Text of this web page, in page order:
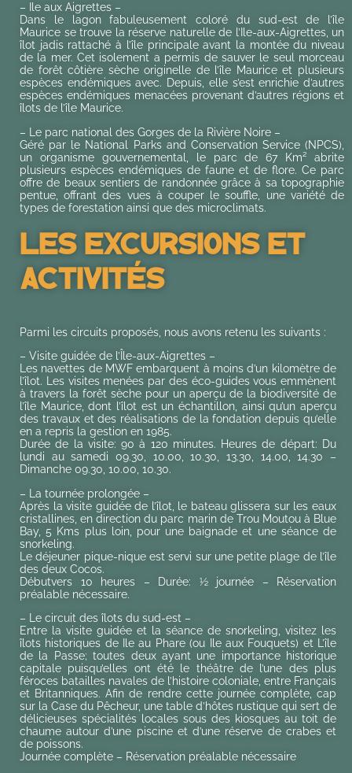
– Ile aux Aigrettes –
Dans le lagon fabuleusement coloré du sud-est de l’île
Maurice se trouve la réserve naturelle de l’Ile-aux-Aigrettes, un
îlot jadis rattaché à l’île principale avant la montée du niveau
de la mer. Cet isolement a permis de sauver le seul morceau
de forêt côtière sèche originelle de l’île Maurice et plusieurs
espèces endémiques avec. Depuis, elle s’est enrichie d’autres
espèces endémiques menacées provenant d’autres régions et
îlots de l’île Maurice.
– Le parc national des Gorges de la Rivière Noire –
Géré par le National Parks and Conservation Service (NPCS),
un organisme gouvernemental, le parc de 67 Km² abrite
plusieurs espèces endémiques de faune et de flore. Ce parc
offre de beaux sentiers de randonnée grâce à sa topographie
pentue, offrant des vues à couper le souffle, une variété de
types de forestation ainsi que des microclimats.
Les Excursions Et
Activités
Parmi les circuits proposés, nous avons retenu les suivants :
– Visite guidée de l’Île-aux-Aigrettes –
Les navettes de MWF embarquent à moins d’un kilomètre de
l’îlot. Les visites menées par des éco-guides vous emmènent
à travers la forêt sèche pour un aperçu de la biodiversité de
l’île Maurice, dont l’îlot est un échantillon, ainsi qu’un aperçu
des travaux et des réalisations de la fondation depuis qu’elle
en a repris la gestion en 1985.
Durée de la visite: 90 à 120 minutes. Heures de départ: Du
lundi au samedi 09.30, 10.00, 10.30, 13.30, 14.00, 14.30 –
Dimanche 09.30, 10.00, 10.30.
– La tournée prolongée –
Après la visite guidée de l’îlot, le bateau glissera sur les eaux
cristallines, en direction du parc marin de Trou Moutou à Blue
Bay, 5 Kms plus loin, pour une baignade et une séance de
snorkeling.
Le déjeuner pique-nique est servi sur une petite plage de l’île
des deux Cocos.
Débutvers 10 heures – Durée: ½ journée – Réservation
préalable nécessaire.
– Le circuit des îlots du sud-est –
Entre la visite guidée et la séance de snorkeling, visitez les
îlots historiques de Ile au Phare (ou Ile aux Fouquets) et L’île
de la Passe; toutes deux ayant une importance historique
capitale puisqu’elles ont été le théâtre de l’une des plus
féroces batailles navales de l’histoire coloniale, entre Français
et Britanniques. Afin de rendre cette journée complète, cap
sur la Case du Pêcheur, une table d’hôtes rustique qui sert de
délicieuses spécialités locales sous des kiosques au toit de
chaume autour d’une piscine et d’une réserve de crabes et
de poissons.
Journée complète – Réservation préalable nécessaire